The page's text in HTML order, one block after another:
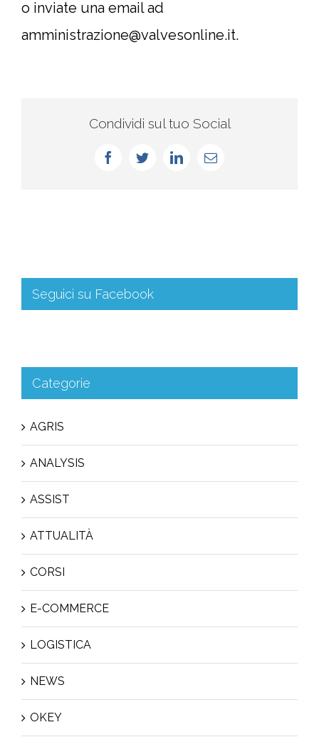
o inviate una email ad
amministrazione@valvesonline.it.
Condividi sul tuo Social
Seguici su Facebook
Categorie
AGRIS
ANALYSIS
ASSIST
ATTUALITÀ
CORSI
E-COMMERCE
LOGISTICA
NEWS
OKEY